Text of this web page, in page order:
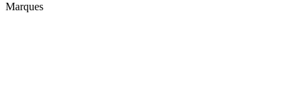
Marques